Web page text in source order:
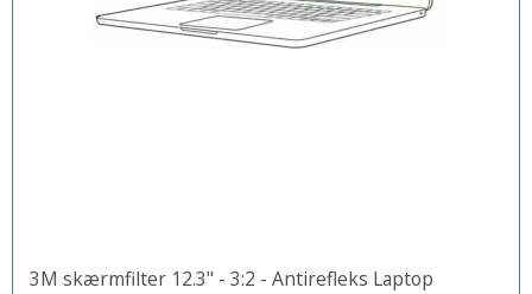
3M skærmfilter 12.3" - 3:2 - Antirefleks Laptop